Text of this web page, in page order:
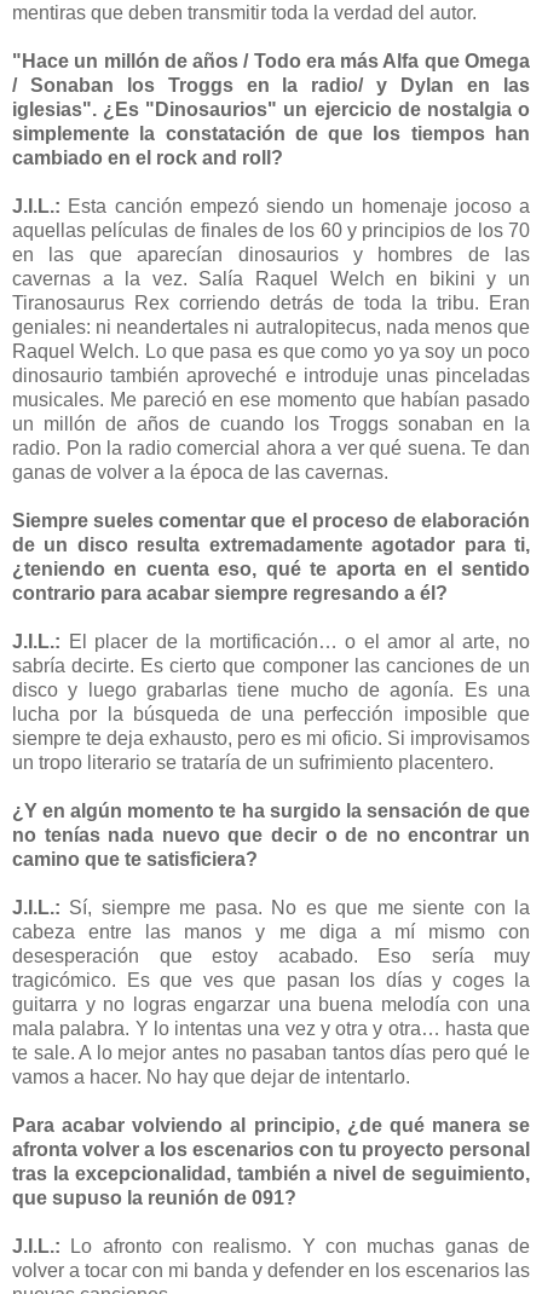
mentiras que deben transmitir toda la verdad del autor.
"Hace un millón de años / Todo era más Alfa que Omega
/ Sonaban los Troggs en la radio/ y Dylan en las
iglesias". ¿Es "Dinosaurios" un ejercicio de nostalgia o
simplemente la constatación de que los tiempos han
cambiado en el rock and roll?
J.I.L.: Esta canción empezó siendo un homenaje jocoso a
aquellas películas de finales de los 60 y principios de los 70
en las que aparecían dinosaurios y hombres de las
cavernas a la vez. Salía Raquel Welch en bikini y un
Tiranosaurus Rex corriendo detrás de toda la tribu. Eran
geniales: ni neandertales ni autralopitecus, nada menos que
Raquel Welch. Lo que pasa es que como yo ya soy un poco
dinosaurio también aproveché e introduje unas pinceladas
musicales. Me pareció en ese momento que habían pasado
un millón de años de cuando los Troggs sonaban en la
radio. Pon la radio comercial ahora a ver qué suena. Te dan
ganas de volver a la época de las cavernas.
Siempre sueles comentar que el proceso de elaboración
de un disco resulta extremadamente agotador para ti,
¿teniendo en cuenta eso, qué te aporta en el sentido
contrario para acabar siempre regresando a él?
J.I.L.: El placer de la mortificación… o el amor al arte, no
sabría decirte. Es cierto que componer las canciones de un
disco y luego grabarlas tiene mucho de agonía. Es una
lucha por la búsqueda de una perfección imposible que
siempre te deja exhausto, pero es mi oficio. Si improvisamos
un tropo literario se trataría de un sufrimiento placentero.
¿Y en algún momento te ha surgido la sensación de que
no tenías nada nuevo que decir o de no encontrar un
camino que te satisficiera?
J.I.L.: Sí, siempre me pasa. No es que me siente con la
cabeza entre las manos y me diga a mí mismo con
desesperación que estoy acabado. Eso sería muy
tragicómico. Es que ves que pasan los días y coges la
guitarra y no logras engarzar una buena melodía con una
mala palabra. Y lo intentas una vez y otra y otra… hasta que
te sale. A lo mejor antes no pasaban tantos días pero qué le
vamos a hacer. No hay que dejar de intentarlo.
Para acabar volviendo al principio, ¿de qué manera se
afronta volver a los escenarios con tu proyecto personal
tras la excepcionalidad, también a nivel de seguimiento,
que supuso la reunión de 091?
J.I.L.:
Lo afronto con realismo. Y con muchas ganas de
volver a tocar con mi banda y defender en los escenarios las